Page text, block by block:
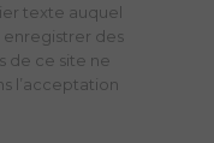
texte auquel
des
de ce site ne
l’acceptation